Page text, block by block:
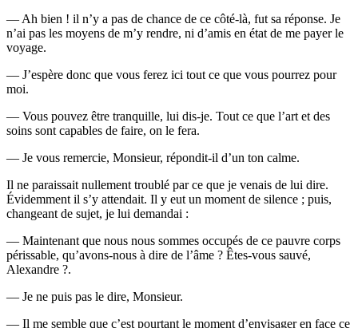
— Ah bien ! il n’y a pas de chance de ce côté-là, fut sa réponse. Je
n’ai pas les moyens de m’y rendre, ni d’amis en état de me payer le
voyage.
— J’espère donc que vous ferez ici tout ce que vous pourrez pour
moi.
— Vous pouvez être tranquille, lui dis-je. Tout ce que l’art et des
soins sont capables de faire, on le fera.
— Je vous remercie, Monsieur, répondit-il d’un ton calme.
Il ne paraissait nullement troublé par ce que je venais de lui dire.
Évidemment il s’y attendait. Il y eut un moment de silence ; puis,
changeant de sujet, je lui demandai :
— Maintenant que nous nous sommes occupés de ce pauvre corps
périssable, qu’avons-nous à dire de l’âme ? Êtes-vous sauvé,
Alexandre ?.
— Je ne puis pas le dire, Monsieur.
— Il me semble que c’est pourtant le moment d’envisager en face ce